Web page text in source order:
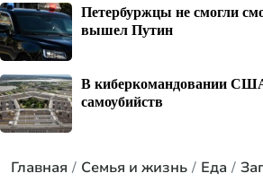
Петербуржцы не смогли
вышел Путин
В киберкомандовании
самоубийств
Главная Семья и жизнь Еда